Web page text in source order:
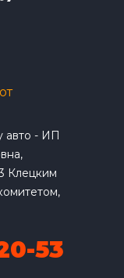
авто - ИП
Клецким
53